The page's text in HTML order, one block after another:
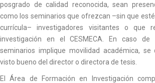
posgrado de calidad reconocida, sean
como los seminarios que ofrezcan –sin que
currícula– investigadores visitantes o que
investigación en el CESMECA. En caso
seminarios implique movilidad académica, se
visto bueno del director o directora de tesis.
El Área de Formación en Investigación